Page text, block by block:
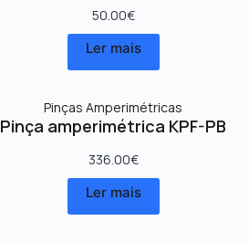
50.00€
Ler mais
Pinças Amperimétricas
Pinça amperimétrica KPF-PB
336.00€
Ler mais